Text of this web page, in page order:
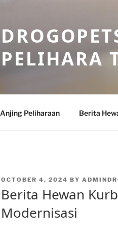
PELIHARA
Anjing Peliharaan Berita
POSTED
OCTOBER 4, 2024 BY
Berita Hewan
Modernisasi